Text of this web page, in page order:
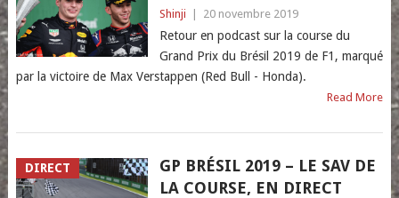
Shinji 20 novembre 2019
Retour en podcast sur la course du
Grand Prix du Brésil 2019 de F1, marqué
par la victoire de Max Verstappen (Red Bull - Honda).
Read More
DIRECT
GP BRÉSIL 2019 – LE SAV DE
LA COURSE, EN DIRECT